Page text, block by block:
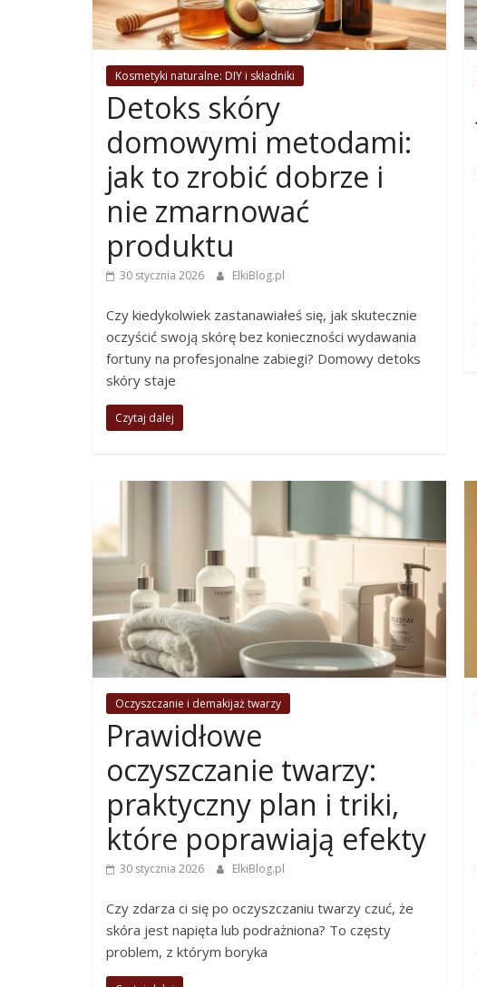
Kosmetyki naturalne: DIY i składniki
Detoks skóry
domowymi metodami:
jak to zrobić dobrze i
nie zmarnować
produktu
30 stycznia 2026 ElkiBlog.pl
Czy kiedykolwiek zastanawiałeś się, jak skutecznie
oczyścić swoją skórę bez konieczności wydawania
fortuny na profesjonalne zabiegi? Domowy detoks
skóry staje
Czytaj dalej
Oczyszczanie i demakijaż twarzy
Prawidłowe
oczyszczanie twarzy:
praktyczny plan i triki,
które poprawiają efekty
30 stycznia 2026 ElkiBlog.pl
Czy zdarza ci się po oczyszczaniu twarzy czuć, że
skóra jest napięta lub podrażniona? To częsty
problem, z którym boryka